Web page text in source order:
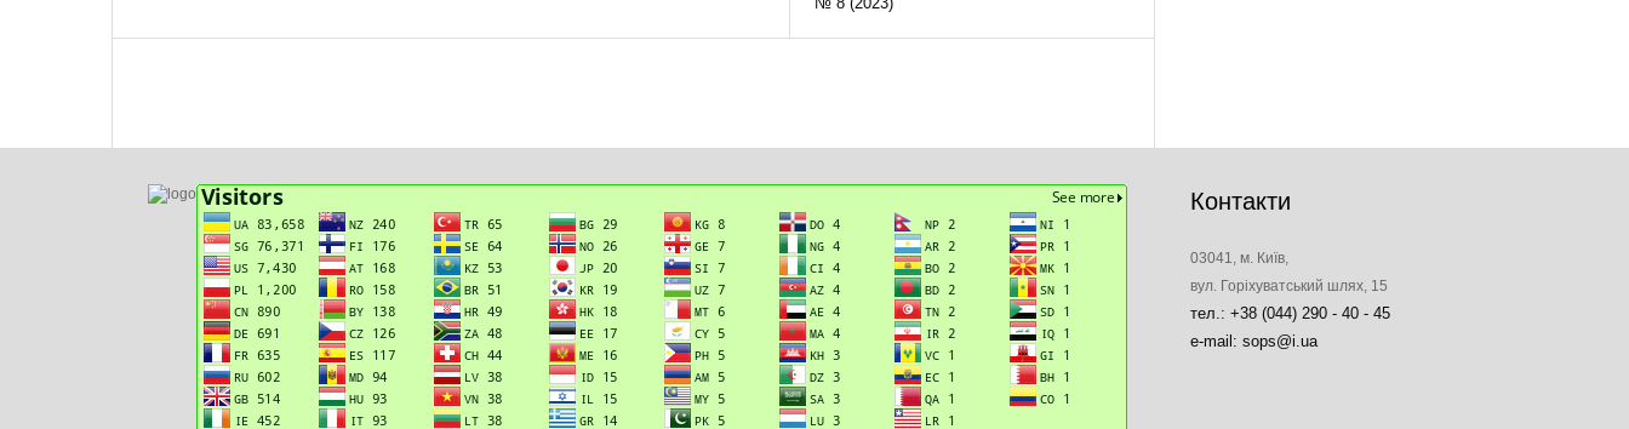
Контакти
03041, м. Київ,
вул. Горіхуватський шлях, 15
тел.: +38 (044) 290 - 40 - 45
e-mail: sops@i.ua